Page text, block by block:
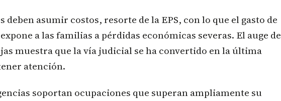
deben asumir costos, resorte de la EPS, con lo que el gasto de
a las familias a pérdidas económicas severas. El auge de
muestra que la vía judicial se ha convertido en la última
atención.
soportan ocupaciones que superan ampliamente su